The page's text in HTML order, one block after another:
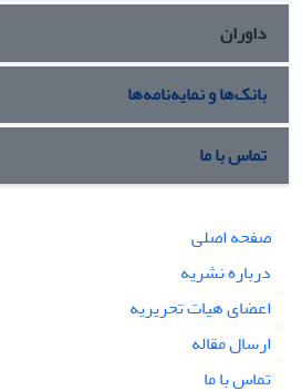
داوران
بانک‌ها و نمایه‌نامه‌ها
تماس با ما
صفحه اصلی
درباره نشریه
اعضای هیات تحریریه
ارسال مقاله
تماس با ما